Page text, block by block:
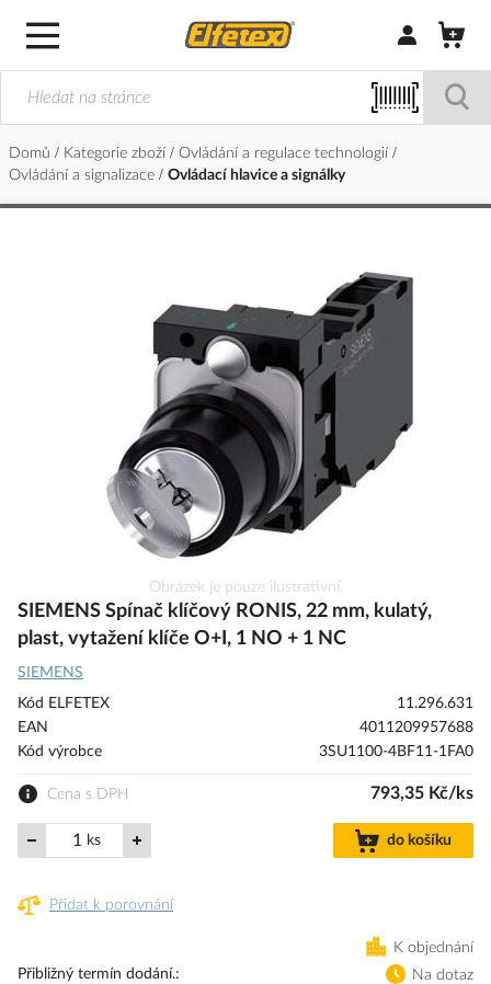
Přihlásit/
Domů Kategorie zboží
Ovládání a regulace technologií
Ovládání a signalizace
Ovládací hlavice a signálky
na
začátek
galerie
s
obrázky
Obrázek je pouze ilustrativní.
SIEMENS Spínač klíčový RONIS, 22 mm, kulatý,
plast, vytažení klíče O+I, 1 NO + 1 NC
SIEMENS
Kód ELFETEX
11.296.631
EAN
4011209957688
Kód výrobce
3SU1100-4BF11-1FA0
Cena s DPH 793,35 Kč/ks
ks do košíku
Přidat k porovnání
K objednání
Přibližný termín dodání.
Na dotaz